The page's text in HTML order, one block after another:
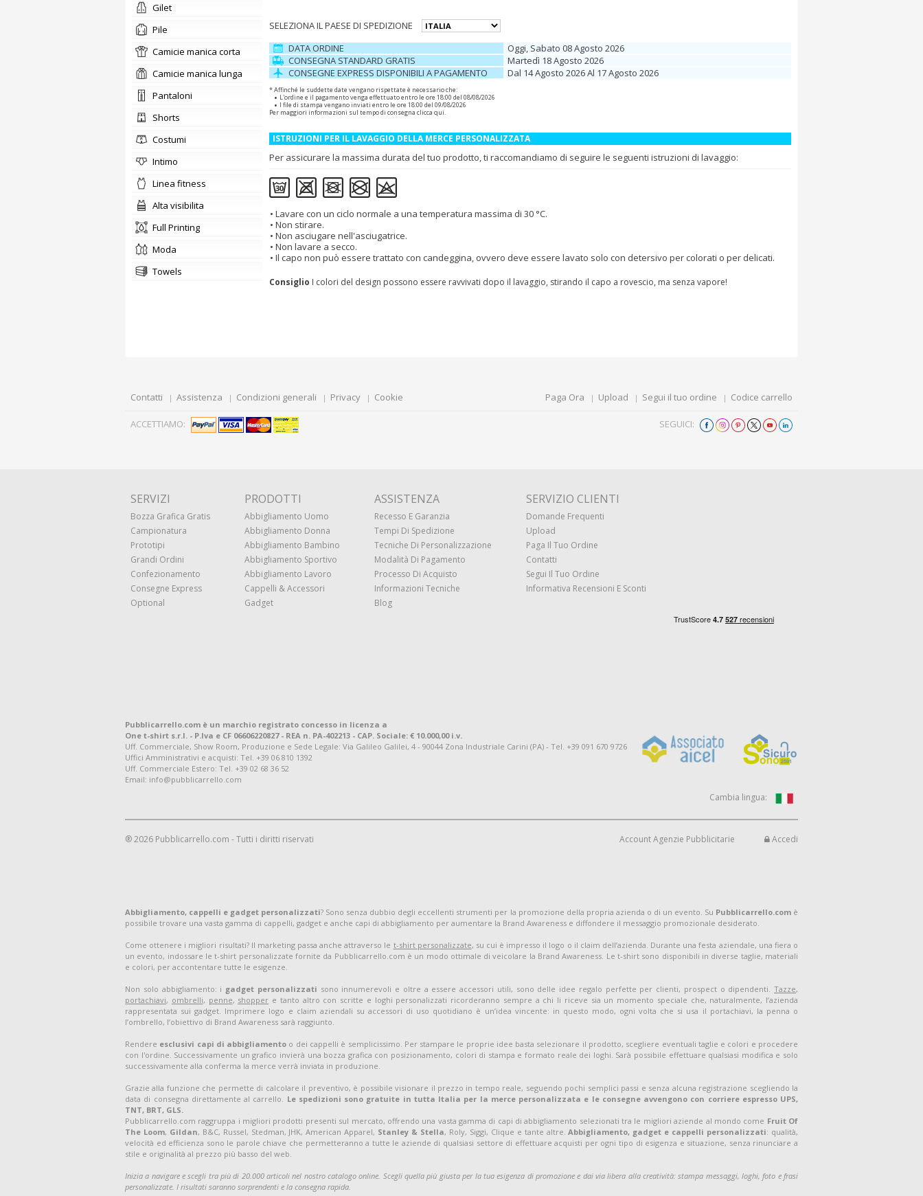
gilet
pile
camicie manica corta
camicie manica lunga
pantaloni
shorts
costumi
intimo
linea fitness
alta visibilita
Full Printing
moda
towels
SELEZIONA IL PAESE DI SPEDIZIONE
DATA ORDINE
Oggi, Sabato 08 Agosto 2026
CONSEGNA STANDARD GRATIS
Martedì 18 Agosto 2026
CONSEGNE EXPRESS DISPONIBILI A PAGAMENTO
Dal 14 Agosto 2026 Al 17 Agosto 2026
* Affinché le suddette date vengano rispettate è necessario che:
L'ordine e il pagamento venga effettuato entro le ore 18:00 del 08/08/2026
I file di stampa vengano inviati entro le ore 18:00 del 09/08/2026
Per maggiori informazioni sul tempo di consegna clicca qui.
ISTRUZIONI PER IL LAVAGGIO DELLA MERCE PERSONALIZZATA
Per assicurare la massima durata del tuo prodotto, ti raccomandiamo di seguire le seguenti istruzioni di lavaggio:
Lavare con un ciclo normale a una temperatura massima di 30 °C.
Non stirare.
Non asciugare nell'asciugatrice.
Non lavare a secco.
Il capo non può essere trattato con candeggina, ovvero deve essere lavato solo con detersivo per colorati o per delicati.
Consiglio I colori del design possono essere ravvivati dopo il lavaggio, stirando il capo a rovescio, ma senza vapore!
Contatti Assistenza Condizioni generali Privacy Cookie Paga Ora Upload Segui il tuo ordine Codice carrello
ACCETTIAMO: SEGUICI:
SERVIZI
Bozza Grafica Gratis
Campionatura
Prototipi
Grandi Ordini
Confezionamento
Consegne Express
Optional
PRODOTTI
Abbigliamento Uomo
Abbigliamento Donna
Abbigliamento Bambino
Abbigliamento Sportivo
Abbigliamento Lavoro
Cappelli & Accessori
Gadget
ASSISTENZA
Recesso E Garanzia
Tempi Di Spedizione
Tecniche Di Personalizzazione
Modalità Di Pagamento
Processo Di Acquisto
Informazioni Tecniche
Blog
SERVIZIO CLIENTI
Domande Frequenti
Upload
Paga Il Tuo Ordine
Contatti
Segui Il Tuo Ordine
Informativa Recensioni E Sconti
Pubblicarrello.com è un marchio registrato concesso in licenza a
One t-shirt s.r.l. - P.Iva e CF 06606220827 - REA n. PA-402213 - CAP. Sociale: € 10.000,00 i.v.
Uff. Commerciale, Show Room, Produzione e Sede Legale: Via Galileo Galilei, 4 - 90044 Zona Industriale Carini (PA) - Tel. +39 091 670 9726
Uffici Amministrativi e acquisti: Tel. +39 06 810 1392
Uff. Commerciale Estero: Tel. +39 02 68 36 52
Email: info@pubblicarrello.com
Cambia lingua:
® 2026 Pubblicarrello.com - Tutti i diritti riservati Account Agenzie Pubblicitarie Accedi
Abbigliamento, cappelli e gadget personalizzati? Sono senza dubbio degli eccellenti strumenti per la promozione della propria azienda o di un evento. Su Pubblicarrello.comè
possibile trovare una vasta gamma di cappelli, gadget e anche capi di abbigliamento per aumentare la Brand Awareness e diffondere il messaggio promozionale desiderato.
Come ottenere i migliori risultati? Il marketing passa anche attraverso le t-shirt personalizzate, su cui è impresso il logo o il claim dell’azienda. Durante una festa aziendale, una fiera o
un evento, indossare le t-shirt personalizzate fornite da Pubblicarrello.com è un modo ottimale di veicolare la Brand Awareness. Le t-shirt sono disponibili in diverse taglie, materiali
e colori, per accontentare tutte le esigenze.
Non solo abbigliamento: i gadget personalizzati sono innumerevoli e oltre a essere accessori utili, sono delle idee regalo perfette per clienti, prospect o dipendenti. Tazze,
portachiavi, ombrelli, penne, shopper e tanto altro con scritte e loghi personalizzati ricorderanno sempre a chi li riceve sia un momento speciale che, naturalmente, l’azienda
rappresentata sui gadget. Imprimere logo e claim aziendali su accessori di uso quotidiano è un’idea vincente: in questo modo, ogni volta che si usa il portachiavi, la penna o
l’ombrello, l’obiettivo di Brand Awareness sarà raggiunto.
Rendere esclusivi capi di abbigliamento o dei cappelli è semplicissimo. Per stampare le proprie idee basta selezionare il prodotto, scegliere eventuali taglie e colori e procedere
con l'ordine. Successivamente un grafico invierà una bozza grafica con posizionamento, colori di stampa e formato reale dei loghi. Sarà possibile effettuare qualsiasi modifica e solo
successivamente alla conferma la merce verrà inviata in produzione.
Grazie alla funzione che permette di calcolare il preventivo, è possibile visionare il prezzo in tempo reale, seguendo pochi semplici passi e senza alcuna registrazione scegliendo la
data di consegna direttamente al carrello. Le spedizioni sono gratuite in tutta Italia per la merce personalizzata e le consegne avvengono con corriere espresso UPS,
TNT, BRT, GLS.
Pubblicarrello.com raggruppa i migliori prodotti presenti sul mercato, offrendo una vasta gamma di capi di abbigliamento selezionati tra le migliori aziende al mondo come Fruit Of
The Loom, Gildan, B&C, Russel, Stedman, JHK, American Apparel, Stanley & Stella, Roly, Siggi, Clique e tante altre.Abbigliamento, gadget e cappelli personalizzati: qualità,
velocità ed efficienza sono le parole chiave che permetteranno a tutte le aziende di qualsiasi settore di effettuare acquisti per ogni tipo di esigenza e situazione, senza rinunciare a
stile e originalità al prezzo più basso del web.
Inizia a navigare e scegli tra più di 20.000 articoli nel nostro catalogo online. Scegli quella più giusta per la tua esigenza di promozione e dai via libera alla creatività: stampa messaggi, loghi, foto e frasi
personalizzate. I risultati saranno sorprendenti e la consegna rapida.